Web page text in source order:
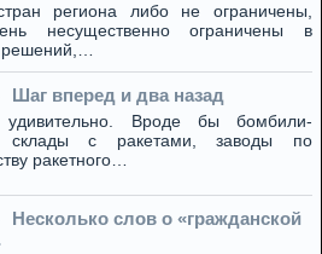
региона либо не ограничены,
несущественно ограничены в
Шаг вперед и два назад
Вроде бы бомбили-
склады с ракетами, заводы по
ракетного…
Несколько слов о «гражданской